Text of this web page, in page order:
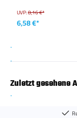
UVP:8,16 €*
6,58 €*
Zuletzt gesehene